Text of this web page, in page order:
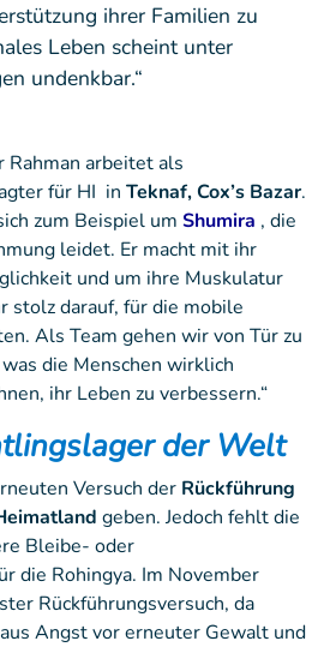
ihrer Familien zu
Leben scheint unter
undenkbar.“
Rahman arbeitet als
für HI in Teknaf, Cox’s Bazar.
zum Beispiel um Shumira , die
leidet. Er macht mit ihr
und um ihre Muskulatur
stolz darauf, für die mobile
Als Team gehen wir von Tür zu
die Menschen wirklich
ihr Leben zu verbessern.“
der Welt
Versuch der Rückführung
geben. Jedoch fehlt die
Bleibe- oder
die Rohingya. Im November
Rückführungsversuch, da
Angst vor erneuter Gewalt und